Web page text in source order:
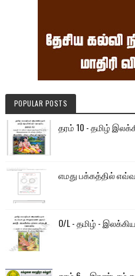
POPULAR POSTS
தரம் 10 - தமிழ்
எமது பக்கத்தில்
O/L - தமிழ் -